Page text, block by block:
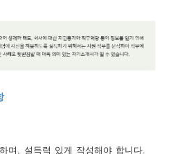
며, 설득력 있게 작성해야 합니다.